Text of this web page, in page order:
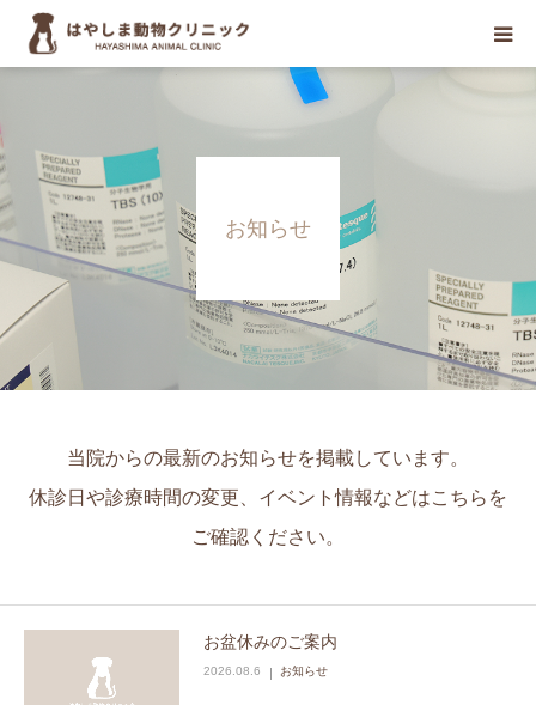
お知らせ
当院からの最新のお知らせを掲載しています。
休診日や診療時間の変更、イベント情報などはこちらを
ご確認ください。
お盆休みのご案内
2026.08.6 お知らせ
当院について
診療案内
診療予約